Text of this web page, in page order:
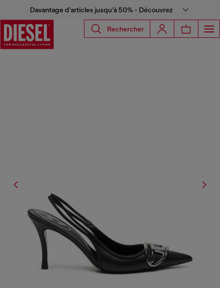
Davantage d’articles jusqu’à 50% - Découvrez
Rechercher